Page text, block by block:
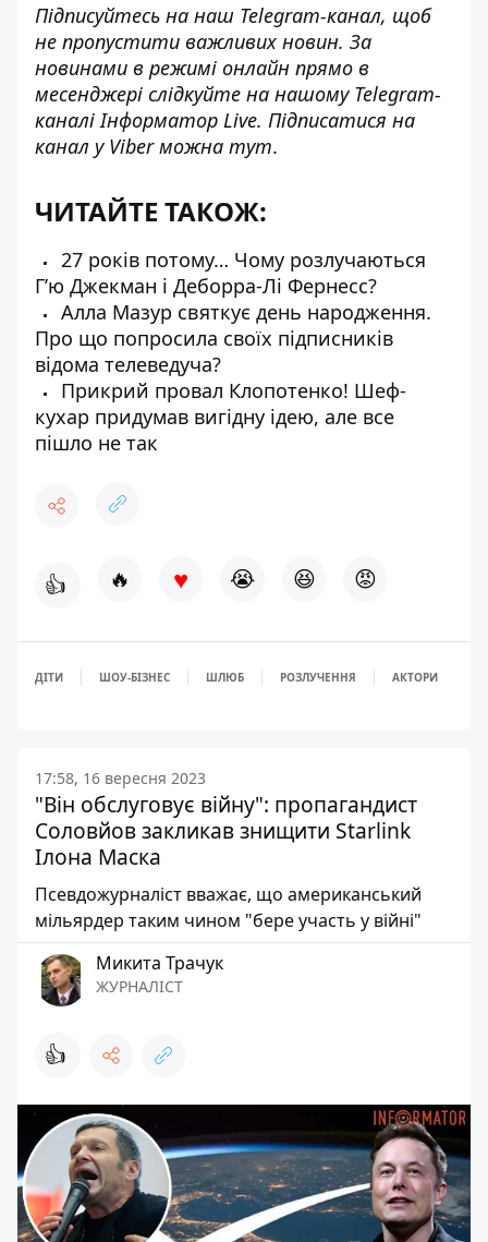
Підписуйтесь на наш Telegram-канал, щоб
не пропустити важливих новин. За
новинами в режимі онлайн прямо в
месенджері слідкуйте на нашому Telegram-
каналі Інформатор Live. Підписатися на
канал у Viber можна тут.
ЧИТАЙТЕ ТАКОЖ:
27 років потому… Чому розлучаються
Г’ю Джекман і Деборра-Лі Фернесс?
Алла Мазур святкує день народження.
Про що попросила своїх підписників
відома телеведуча?
Прикрий провал Клопотенко! Шеф-
кухар придумав вигідну ідею, але все
пішло не так
👍 🔥 ♥ 😭 😆 😡
ДІТИ ШОУ-БІЗНЕС ШЛЮБ РОЗЛУЧЕННЯ АКТОРИ
17:58, 16 вересня 2023
"Він обслуговує війну": пропагандист
Соловйов закликав знищити Starlink
Ілона Маска
Псевдожурналіст вважає, що американський
мільярдер таким чином "бере участь у війні"
Микита Трачук
ЖУРНАЛІСТ
👍